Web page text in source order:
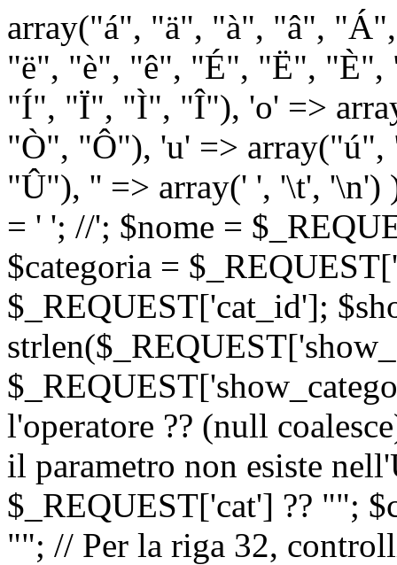
array("á", "ä", "à", "â",
"ë", "è", "ê", "É", "Ë",
"Í", "Ï", "Ì", "Î"), 'o' =>
"Ò", "Ô"), 'u' =>
"Û"), '' => array(' ', '\t',
= ' '; //'; $nome =
$categoria =
$_REQUEST['cat_id'];
l'operatore ?? (null
il parametro non esiste
$_REQUEST['cat'] ?? "";
""; // Per la riga 32,